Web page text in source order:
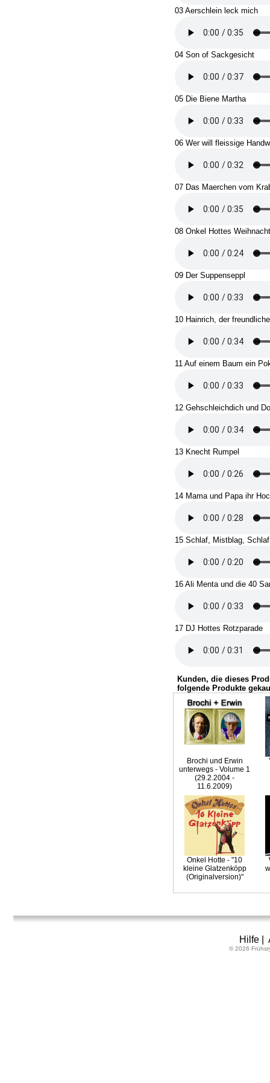
03 Aerschlein leck mich
04 Son of Sackgesicht
05 Die Biene Martha
06 Wer will fleissige
07 Das Maerchen vom
08 Onkel Hottes
09 Der Suppenseppl
10 Hainrich, der
11 Auf einem Baum ein
12 Gehschleichdich und
13 Knecht Rumpel
14 Mama und Papa ihr
15 Schlaf, Mistblag, Schlaf
16 Ali Menta und die 40
17 DJ Hottes Rotzparade
Kunden, die dieses
folgende Produkte
Brochi und Erwin
unterwegs - Volume 1
(29.2.2004 -
11.6.2009)
Onkel Hotte - "10
kleine Glatzenköpp
(Originalversion)"
Hilfe|
© 2026